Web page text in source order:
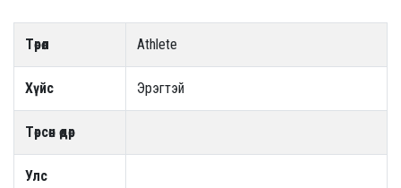
Төрөл Athlete
Хүйс Эрэгтэй
Төрсөн өдөр
Улс